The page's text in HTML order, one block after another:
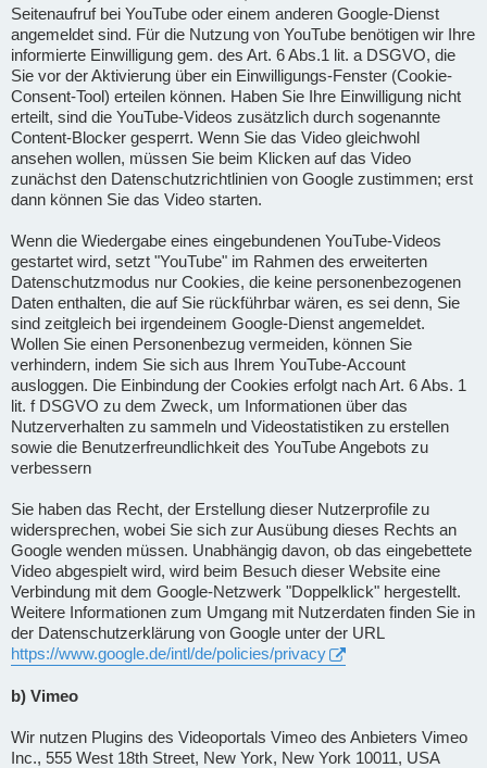
Seitenaufruf bei YouTube oder einem anderen Google-Dienst
angemeldet sind. Für die Nutzung von YouTube benötigen wir Ihre
informierte Einwilligung gem. des Art. 6 Abs.1 lit. a DSGVO, die
Sie vor der Aktivierung über ein Einwilligungs-Fenster (Cookie-
Consent-Tool) erteilen können. Haben Sie Ihre Einwilligung nicht
erteilt, sind die YouTube-Videos zusätzlich durch sogenannte
Content-Blocker gesperrt. Wenn Sie das Video gleichwohl
ansehen wollen, müssen Sie beim Klicken auf das Video
zunächst den Datenschutzrichtlinien von Google zustimmen; erst
dann können Sie das Video starten.
Wenn die Wiedergabe eines eingebundenen YouTube-Videos
gestartet wird, setzt "YouTube" im Rahmen des erweiterten
Datenschutzmodus nur Cookies, die keine personenbezogenen
Daten enthalten, die auf Sie rückführbar wären, es sei denn, Sie
sind zeitgleich bei irgendeinem Google-Dienst angemeldet.
Wollen Sie einen Personenbezug vermeiden, können Sie
verhindern, indem Sie sich aus Ihrem YouTube-Account
ausloggen. Die Einbindung der Cookies erfolgt nach Art. 6 Abs. 1
lit. f DSGVO zu dem Zweck, um Informationen über das
Nutzerverhalten zu sammeln und Videostatistiken zu erstellen
sowie die Benutzerfreundlichkeit des YouTube Angebots zu
verbessern
Sie haben das Recht, der Erstellung dieser Nutzerprofile zu
widersprechen, wobei Sie sich zur Ausübung dieses Rechts an
Google wenden müssen. Unabhängig davon, ob das eingebettete
Video abgespielt wird, wird beim Besuch dieser Website eine
Verbindung mit dem Google-Netzwerk "Doppelklick" hergestellt.
Weitere Informationen zum Umgang mit Nutzerdaten finden Sie in
der Datenschutzerklärung von Google unter der URL
https://www.google.de/intl/de/policies/privacy
b) Vimeo
Wir nutzen Plugins des Videoportals Vimeo des Anbieters Vimeo
Inc., 555 West 18th Street, New York, New York 10011, USA